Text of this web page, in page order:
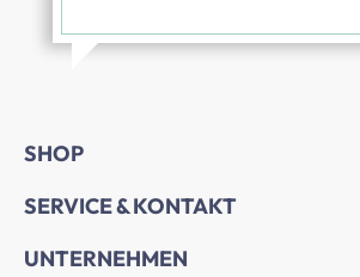
SHOP
SERVICE & KONTAKT
UNTERNEHMEN